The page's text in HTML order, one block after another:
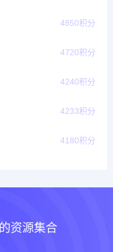
4850积分
4720积分
4240积分
4233积分
4180积分
资源集合